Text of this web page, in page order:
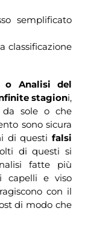
semplificato
classificazione
o Analisi del
stagioni,
da sole o che
sono sicura
di questi falsi
di questi si
fatte più
capelli e viso
con il
di modo che